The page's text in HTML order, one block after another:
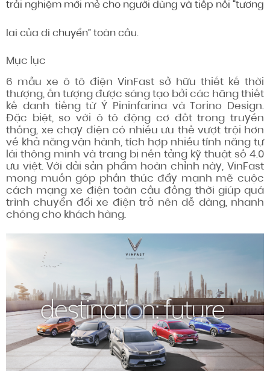
trải nghiệm mới mẻ cho người dùng và tiếp nối “tương
lai của di chuyển” toàn cầu.
Mục lục
6 mẫu xe ô tô điện VinFast sở hữu thiết kế thời
thượng, ấn tượng được sáng tạo bởi các hãng thiết
kế danh tiếng từ Ý Pininfarina và Torino Design.
Đặc biệt, so với ô tô động cơ đốt trong truyền
thống, xe chạy điện có nhiều ưu thế vượt trội hơn
về khả năng vận hành, tích hợp nhiều tính năng tự
lái thông minh và trang bị nền tảng kỹ thuật số 4.0
ưu việt. Với dải sản phẩm hoàn chỉnh này, VinFast
mong muốn góp phần thúc đẩy mạnh mẽ cuộc
cách mạng xe điện toàn cầu đồng thời giúp quá
trình chuyển đổi xe điện trở nên dễ dàng, nhanh
chóng cho khách hàng.